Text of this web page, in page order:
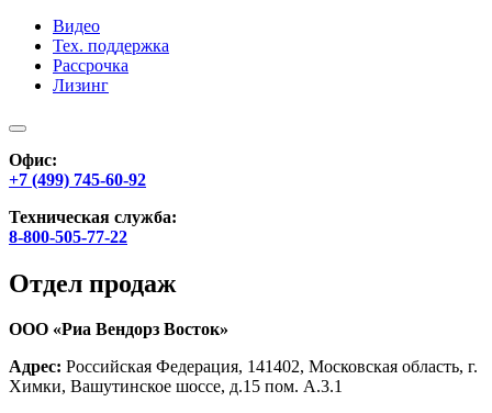
Видео
Тех. поддержка
Рассрочка
Лизинг
Офис:
+7 (499) 745-60-92
Техническая служба:
8-800-505-77-22
Отдел продаж
ООО «Риа Вендорз Восток»
Адрес: Российская Федерация, 141402, Московская область, г.
Химки, Вашутинское шоссе, д.15 пом. А.3.1